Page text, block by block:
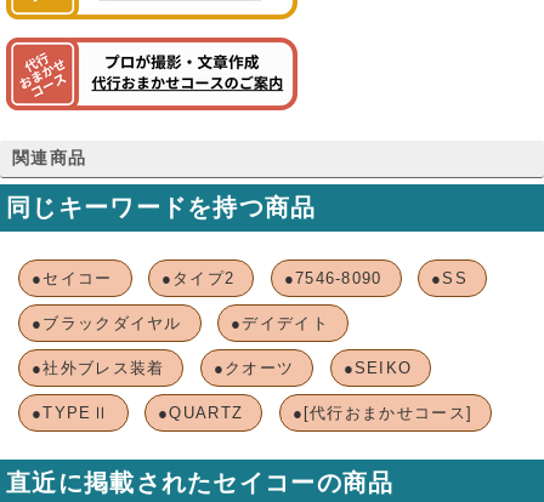
関連商品
同じキーワードを持つ商品
●セイコー ●タイプ2 ●7546-8090 ●SS
●ブラックダイヤル ●デイデイト
●社外ブレス装着 ●クオーツ ●SEIKO
●TYPEⅡ ●QUARTZ ●[代行おまかせコース]
直近に掲載されたセイコーの商品